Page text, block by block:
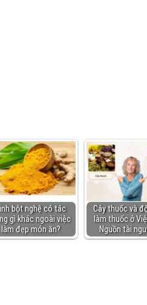
bột nghệ có tác
gì khác ngoài việc
làm đẹp món ăn?
Cây thuốc và
làm thuốc ở
Nguồn tài